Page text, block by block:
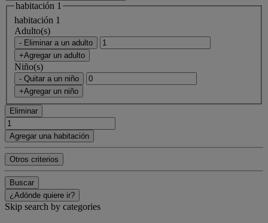
habitación 1
habitación 1
Adulto(s)
- Eliminar a un adulto
+Agregar un adulto
Niño(s)
- Quitar a un niño
+Agregar un niño
Eliminar
Agregar una habitación
Otros criterios
Buscar
¿Adónde quiere ir?
Skip search by categories